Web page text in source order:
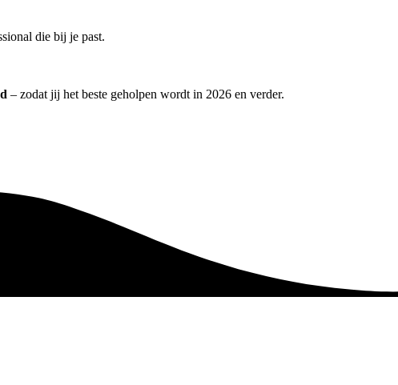
die bij je past.
– zodat jij het beste geholpen wordt in 2026 en verder.